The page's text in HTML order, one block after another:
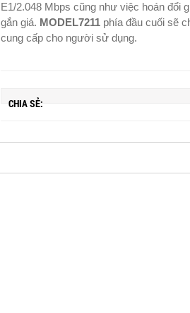
E1/2.048 Mbps cũng như việc hoán đổi
gắn giá. MODEL7211 phía đầu cuối sẽ
cung cấp cho người sử dụng.
CHIA SẺ: